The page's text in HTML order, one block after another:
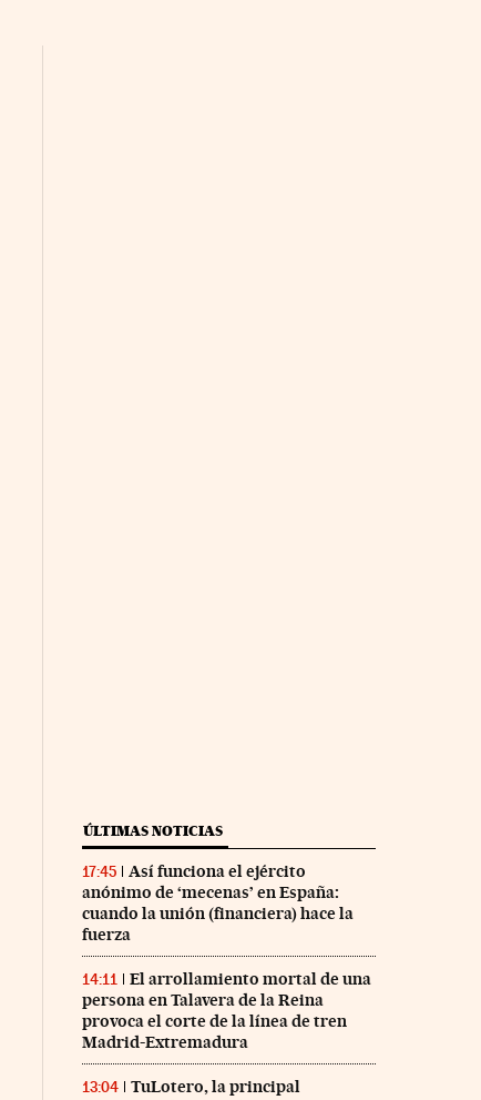
ÚLTIMAS NOTICIAS
17:45
Así funciona el ejército
anónimo de ‘mecenas’ en España:
cuando la unión (financiera) hace la
fuerza
14:11
El arrollamiento mortal de una
persona en Talavera de la Reina
provoca el corte de la línea de tren
Madrid-Extremadura
13:04
TuLotero, la principal